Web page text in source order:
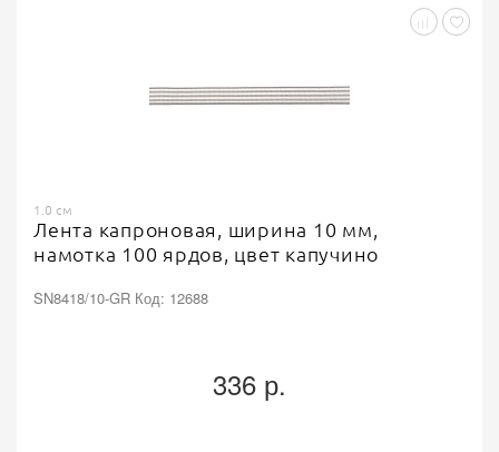
1.0 см
Лента капроновая, ширина 10 мм,
намотка 100 ярдов, цвет капучино
SN8418/10-GR Код: 12688
336 р.